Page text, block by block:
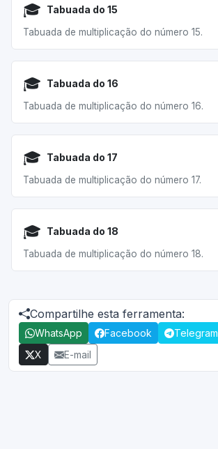
🎓 Tabuada do 15
Tabuada de multiplicação do número 15.
🎓 Tabuada do 16
Tabuada de multiplicação do número 16.
🎓 Tabuada do 17
Tabuada de multiplicação do número 17.
🎓 Tabuada do 18
Tabuada de multiplicação do número 18.
Compartilhe esta ferramenta:
WhatsApp Facebook Telegram
X
E-mail